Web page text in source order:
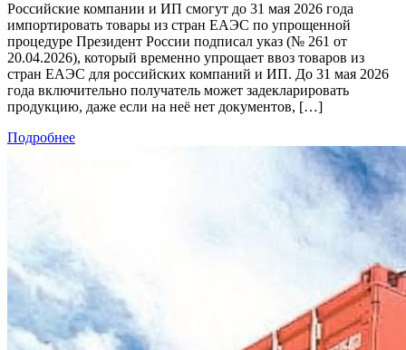
Российские компании и ИП смогут до 31 мая 2026 года
импортировать товары из стран ЕАЭС по упрощенной
процедуре Президент России подписал указ (№ 261 от
20.04.2026), который временно упрощает ввоз товаров из
стран ЕАЭС для российских компаний и ИП. До 31 мая 2026
года включительно получатель может задекларировать
продукцию, даже если на неё нет документов, […]
Подробнее